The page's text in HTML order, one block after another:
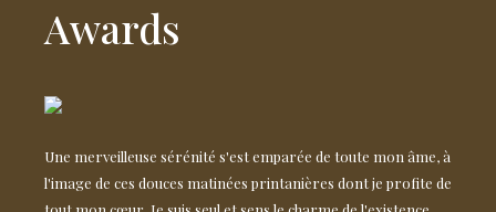
Awards
Une merveilleuse sérénité s'est emparée de toute mon âme, à
l'image de ces douces matinées printanières dont je profite de